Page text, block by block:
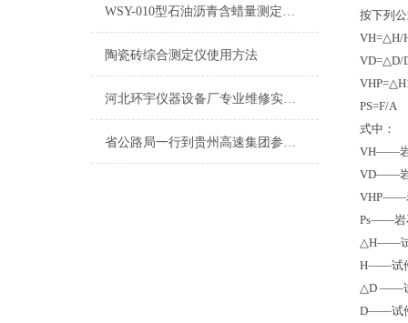
WSY-010型石油沥青含蜡量测定仪使用方法
陶瓷砖综合测定仪使用方法
河北环宇仪器设备厂专业维修实验室仪器设备价格公道
省公路局一行到贵州高速集团参观交流信息化工作
按下列
VH=△H/
VD=△D/
VHP=△
PS=F/A
式中：
VH——
VD——
VHP——
Ps——
△H——
H——试
△D ——
D——试